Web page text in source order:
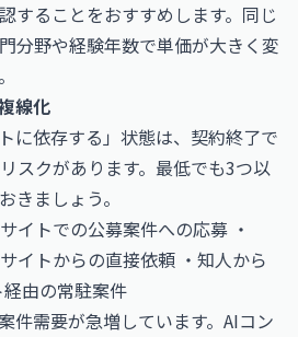
することをおすすめします。同じ
分野や経験年数で単価が大きく変
線化
に依存する」状態は、契約終了で
スクがあります。最低でも3つ以
きましょう。
イトでの公募案件への応募 ・
イトからの直接依頼 ・知人から
由の常駐案件
件需要が急増しています。 AIコン